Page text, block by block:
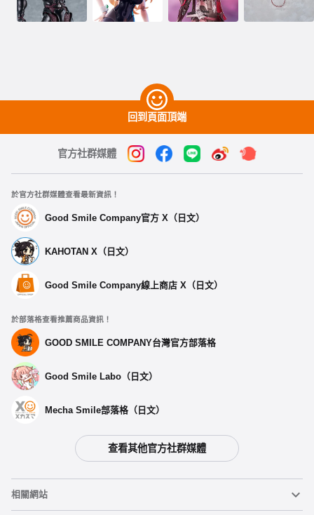
回到頁面頂端
官方社群媒體
於官方社群媒體查看最新資訊！
Good Smile Company官方 X（日文）
KAHOTAN X（日文）
Good Smile Company線上商店 X（日文）
於部落格查看推薦商品資訊！
GOOD SMILE COMPANY台灣官方部落格
Good Smile Labo（日文）
Mecha Smile部落格（日文）
查看其他官方社群媒體
相關網站